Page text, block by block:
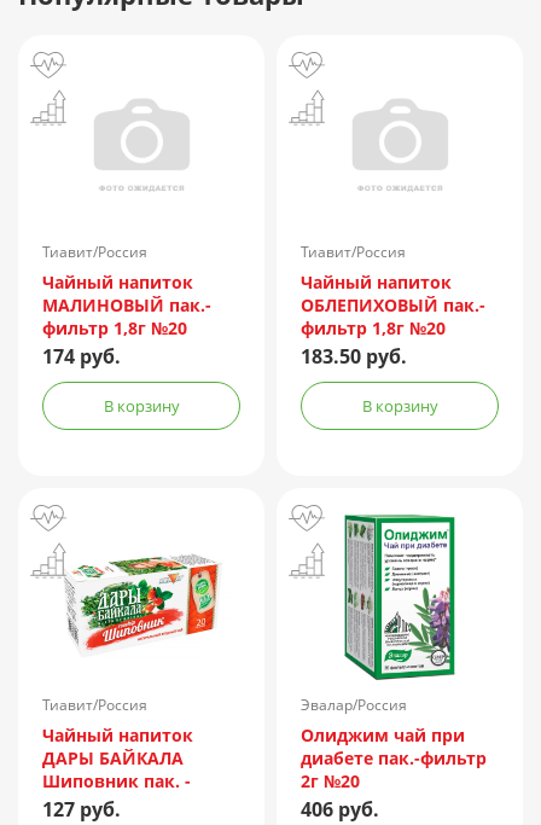
Тиавит/Россия
Чайный напиток
МАЛИНОВЫЙ пак.-
фильтр 1,8г №20
174 руб.
В корзину
Тиавит/Россия
Чайный напиток
ОБЛЕПИХОВЫЙ пак.-
фильтр 1,8г №20
183.50 руб.
В корзину
Тиавит/Россия
Чайный напиток
ДАРЫ БАЙКАЛА
Шиповник пак. -
фильтр №20
127 руб.
Эвалар/Россия
Олиджим чай при
диабете пак.-фильтр
2г №20
406 руб.